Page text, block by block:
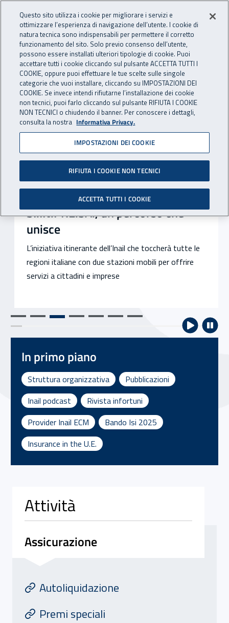
INAIL - Istituto Nazionale
Apri cerca
Navigazione principale
Notizie in evidenza
SI.IN.PRE.SA., un percorso che
unisce
L’iniziativa itinerante dell’Inail che toccherà tutte le
regioni italiane con due stazioni mobili per offrire
servizi a cittadini e imprese
In primo piano
Struttura organizzativa
Pubblicazioni
Inail podcast
Rivista infortuni
Provider Inail ECM
Bando Isi 2025
Insurance in the U.E.
Attività
Assicurazione
Autoliquidazione
Premi speciali
Questo sito utilizza i cookie per migliorare i servizi e
ottimizzare l’esperienza di navigazione dell’utente. I cookie di
natura tecnica sono indispensabili per permettere il corretto
funzionamento del sito. Solo previo consenso dell’utente,
possono essere installati ulteriori tipologie di cookie. Puoi
accettare tutti i cookie cliccando sul pulsante ACCETTA TUTTI I
COOKIE, oppure puoi effettuare le tue scelte sulle singole
categorie che vuoi installare, cliccando su IMPOSTAZIONI DEI
COOKIE. Se invece intendi rifiutarne l’installazione dei cookie
non tecnici, puoi farlo cliccando sul pulsante RIFIUTA I COOKIE
NON TECNICI o chiudendo il banner. Per conoscere i dettagli,
consulta la nostra Informativa Privacy.
IMPOSTAZIONI DEI COOKIE
RIFIUTA I COOKIE NON TECNICI
ACCETTA TUTTI I COOKIE